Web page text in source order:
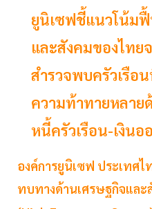
ยูนิเซฟชี้แนวโน้ม
และสังคมของไทย
สำรวจพบครัวเรือ
ความท้าทายหลาย
หนี้ครัวเรือน-เงินอ
องค์การยูนิเซฟ ประเทศไ
ทบทางด้านเศรษฐกิจและ